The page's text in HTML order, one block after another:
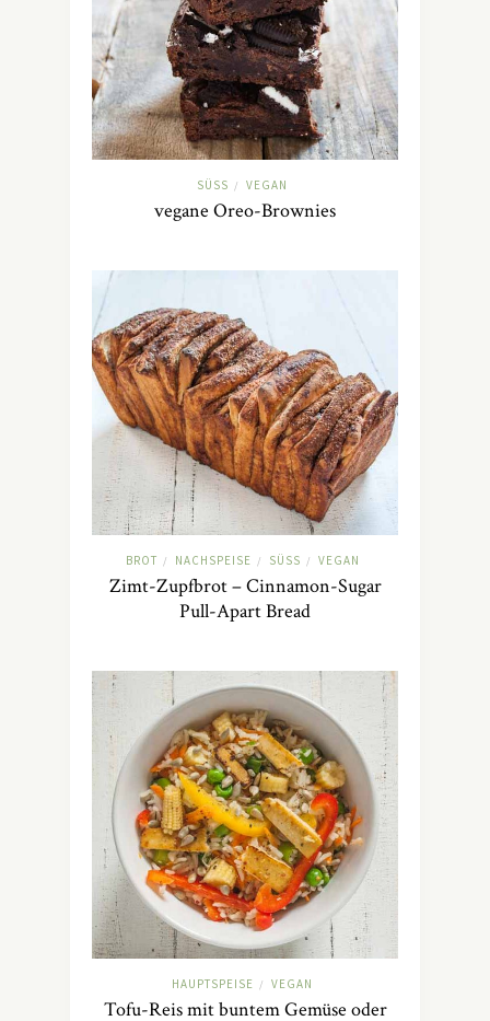
SÜSS / VEGAN
vegane Oreo-Brownies
BROT / NACHSPEISE / SÜSS / VEGAN
Zimt-Zupfbrot – Cinnamon-Sugar
Pull-Apart Bread
HAUPTSPEISE / VEGAN
Tofu-Reis mit buntem Gemüse oder